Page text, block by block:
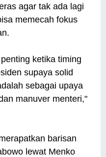
agar tak ada lagi
memecah fokus
ketika timing
supaya solid
sebagai upaya
manuver menteri,"
barisan
lewat Menko